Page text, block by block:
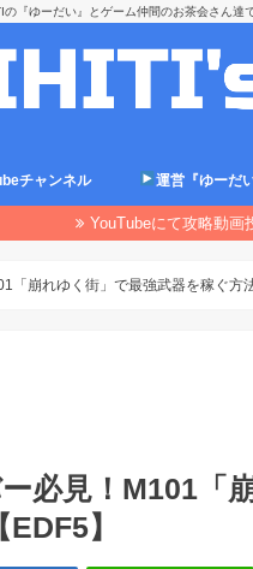
の『ゆーだい』とゲーム仲間のお茶会さん達
チャンネル 運営『ゆーだ
YouTubeにて攻略動画
「崩れゆく街」で最強武器を稼ぐ方
必見！M101「
】